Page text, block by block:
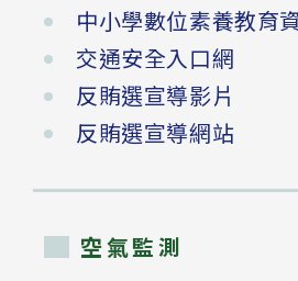
中小學數位素養教育
交通安全入口網
反賄選宣導影片
反賄選宣導網站
空氣監測